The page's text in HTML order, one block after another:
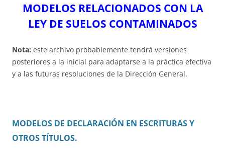
MODELOS RELACIONADOS CON LA
LEY DE SUELOS CONTAMINADOS
Nota: este archivo probablemente tendrá versiones
posteriores a la inicial para adaptarse a la práctica efectiva
y a las futuras resoluciones de la Dirección General.
MODELOS DE DECLARACIÓN EN ESCRITURAS Y
OTROS TÍTULOS.